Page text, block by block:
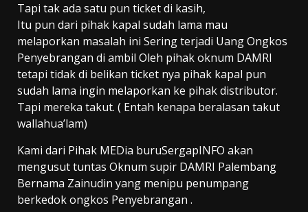
Tapi tak ada satu pun ticket di kasih,
Itu pun dari pihak kapal sudah lama mau
melaporkan masalah ini Sering terjadi Uang Ongkos
Penyebrangan di ambil Oleh pihak oknum DAMRI
tetapi tidak di belikan ticket nya pihak kapal pun
sudah lama ingin melaporkan ke pihak distributor.
Tapi mereka takut. ( Entah kenapa beralasan takut
wallahua’lam)
Kami dari Pihak MEDia buruSergapINFO akan
mengusut tuntas Oknum supir DAMRI Palembang
Bernama Zainudin yang menipu penumpang
berkedok ongkos Penyebrangan .